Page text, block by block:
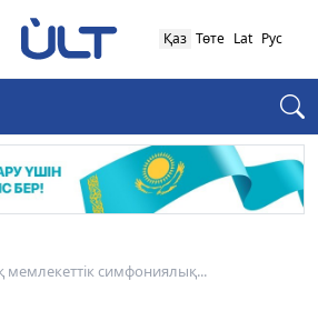
Қаз Төте Lat Рус
мемлекеттік симфониялық...